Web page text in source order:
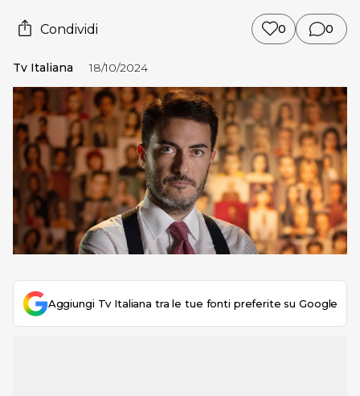
Condividi 0 0
Tv Italiana 18/10/2024
Aggiungi Tv Italiana tra le tue fonti preferite su Google